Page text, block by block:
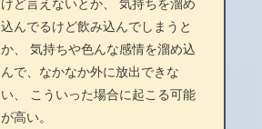
けど言えないとか、 気持ちを溜め
込んでるけど飲み込んでしまうと
か、 気持ちや色んな感情を溜め込
んで、なかなか外に放出できな
い、 こういった場合に起こる可能
が高い。